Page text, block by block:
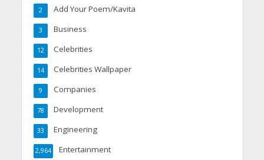
Add Your Poem/Kavita
2
Business
3
Celebrities
12
Celebrities Wallpaper
14
Companies
9
Development
78
Engineering
33
Entertainment
2,964